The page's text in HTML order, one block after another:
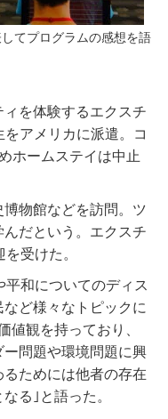
てプログラムの感想を語
を体験するエクスチ
をアメリカに派遣。コ
ホームステイは中止
物館などを訪問。ツ
だという。エクスチ
を受けた。
平和についてのディス
ど様々なトピックに
値観を持っており、
問題や環境問題に興
ためには他者の存在
る｣と語った。